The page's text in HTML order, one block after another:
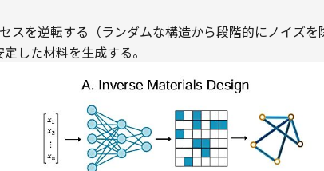
スを逆転する（ランダムな構造から段階的にノイズ
した材料を生成する。